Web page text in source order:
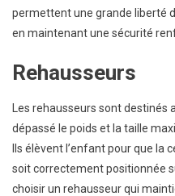
permettent une grande liberté
en maintenant une sécurité
Rehausseurs
Les rehausseurs sont destinés
dépassé le poids et la taille
Ils élèvent l’enfant pour que la
soit correctement positionnée
choisir un rehausseur qui